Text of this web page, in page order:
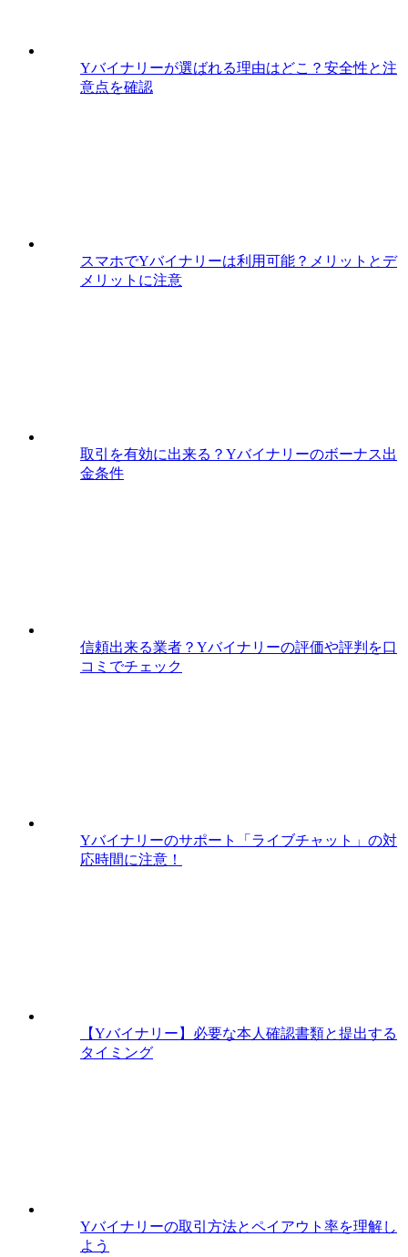
Yバイナリーが選ばれる理由はどこ？安全性と注
意点を確認
スマホでYバイナリーは利用可能？メリットとデ
メリットに注意
取引を有効に出来る？Yバイナリーのボーナス出
金条件
信頼出来る業者？Yバイナリーの評価や評判を口
コミでチェック
Yバイナリーのサポート「ライブチャット」の対
応時間に注意！
【Yバイナリー】必要な本人確認書類と提出する
タイミング
Yバイナリーの取引方法とペイアウト率を理解し
よう